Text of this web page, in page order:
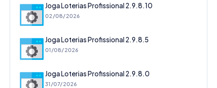
Joga Loterias Profissional 2.9.8.10
02/08/2026
Joga Loterias Profissional 2.9.8.5
01/08/2026
Joga Loterias Profissional 2.9.8.0
31/07/2026